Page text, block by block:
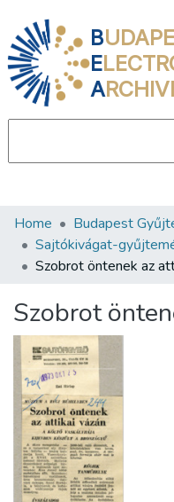
B
E
A
Communities &
All of DSpace
About us
Home Budapest
Sajtókivágat-
Szobrot